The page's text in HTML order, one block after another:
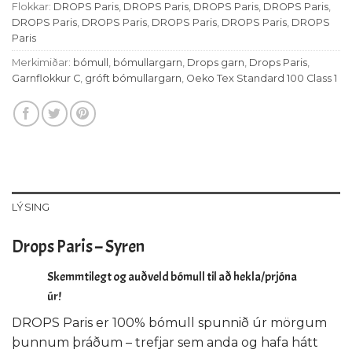
Flokkar: DROPS Paris, DROPS Paris, DROPS Paris, DROPS Paris,
DROPS Paris, DROPS Paris, DROPS Paris, DROPS Paris, DROPS
Paris
Merkimiðar: bómull , bómullargarn, Drops garn, Drops Paris,
Garnflokkur C, gróft bómullargarn, Oeko Tex Standard 100 Class 1
LÝSING
Drops Paris – Syren
Skemmtilegt og auðveld bómull til að hekla/prjóna
úr!
DROPS Paris er 100% bómull spunnið úr mörgum
þunnum þráðum – trefjar sem anda og hafa hátt